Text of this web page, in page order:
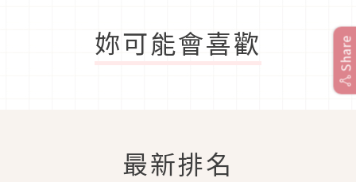
妳可能會喜歡
最新排名
Share